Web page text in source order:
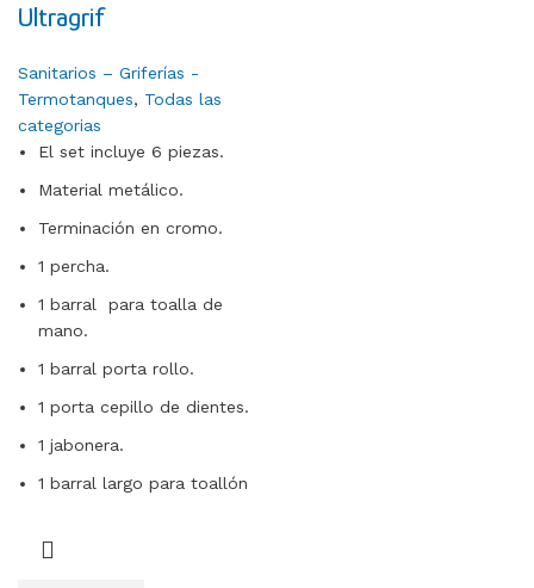
Ultragrif
Sanitarios – Griferías -
Termotanques, Todas las
categorias
El set incluye 6 piezas.
Material metálico.
Terminación en cromo.
1 percha.
1 barral para toalla de
mano.
1 barral porta rollo.
1 porta cepillo de dientes.
1 jabonera.
1 barral largo para toallón